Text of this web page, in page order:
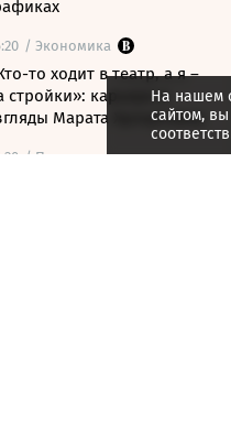
/ Экономика
то ходит в театр, а я –
стройки»: карьера и
Марата Хуснуллина
/ Политика
На нашем
сайтом,